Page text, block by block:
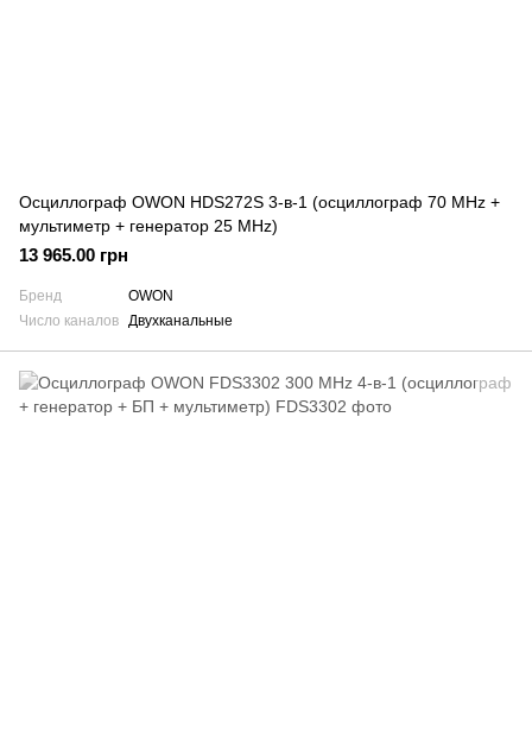
Осциллограф OWON HDS272S 3-в-1 (осциллограф 70 MHz +
мультиметр + генератор 25 MHz)
13 965.00 грн
Бренд
OWON
Число каналов Двухканальные